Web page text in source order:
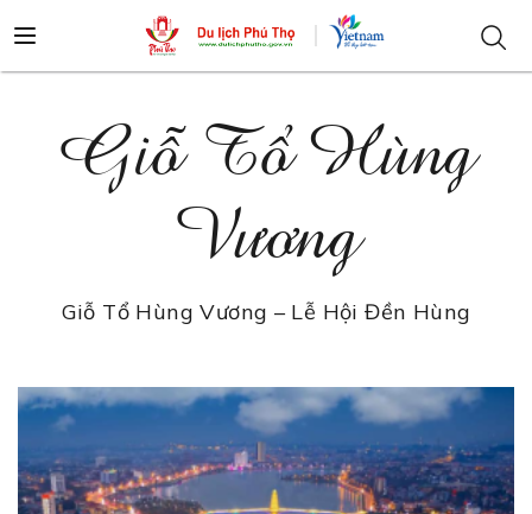
Giỗ Tổ Hùng
Vương
Giỗ Tổ Hùng Vương – Lễ Hội Đền Hùng